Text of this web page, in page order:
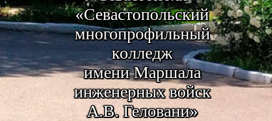
«Севастопольский
многопрофильный
колледж
имени Маршала
инженерных войск
А.В. Геловани»